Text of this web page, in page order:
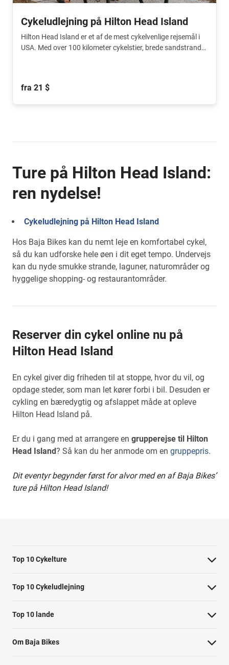
Cykeludlejning på Hilton Head Island
Hilton Head Island er et af de mest cykelvenlige rejsemål i
USA. Med over 100 kilometer cykelstier, brede sandstrande
fra 21 $
Ture på Hilton Head Island:
ren nydelse!
Cykeludlejning på Hilton Head Island
Hos Baja Bikes kan du nemt leje en komfortabel cykel,
så du kan udforske hele øen i dit eget tempo. Undervejs
kan du nyde smukke strande, laguner, naturområder og
hyggelige shopping- og restaurantområder.
Reserver din cykel online nu på
Hilton Head Island
En cykel giver dig friheden til at stoppe, hvor du vil, og
opdage steder, som man let kører forbi i bil. Desuden er
cykling en bæredygtig og afslappet måde at opleve
Hilton Head Island på.
Er du i gang med at arrangere en grupperejse til Hilton
Head Island? Så kan du her anmode om en gruppepris.
Dit eventyr begynder først for alvor med en af Baja Bikes’
ture på Hilton Head Island!
Top 10 Cykelture
Cykeltur i Barcelona: højdepunkterne
Cykeltur i Berlin: højdepunkterne
Tur til Paris: højdepunkter
Rom højdepunkter cykeltur
Cykeltur til Amsterdams højdepunkter
Top 10 Cykeludlejning
Barcelona Cykeludlejning
Berlin Cykeludlejning
Paris Cykeludlejning
Top 10 lande
Cykelture i Holland
Cykelture i Portugal
Om Baja Bikes